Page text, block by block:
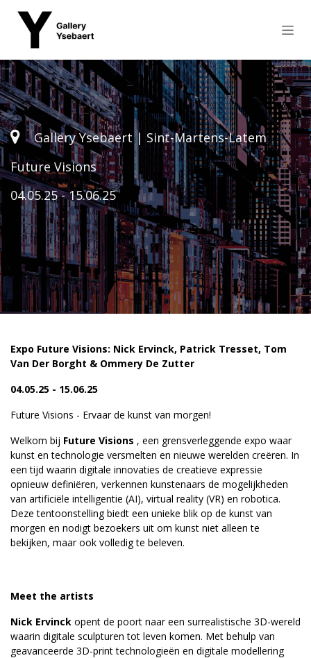
Gallery Ysebaert | Sint-Martens-Latem
Future Visions
04.05.25 - 15.06.25
Expo Future Visions: Nick Ervinck, Patrick Tresset, Tom
Van Der Borght & Ommery De Zutter
04.05.25 - 15.06.25
Future Visions - Ervaar de kunst van morgen!
Welkom bij Future Visions , een grensverleggende expo waar
kunst en technologie versmelten en nieuwe werelden creëren. In
een tijd waarin digitale innovaties de creatieve expressie
opnieuw definiëren, verkennen kunstenaars de mogelijkheden
van artificiële intelligentie (AI), virtual reality (VR) en robotica.
Deze tentoonstelling biedt een unieke blik op de kunst van
morgen en nodigt bezoekers uit om kunst niet alleen te
bekijken, maar ook volledig te beleven.
Meet the artists
Nick Ervinck opent de poort naar een surrealistische 3D-wereld
waarin digitale sculpturen tot leven komen. Met behulp van
geavanceerde 3D-print technologieën en digitale modellering